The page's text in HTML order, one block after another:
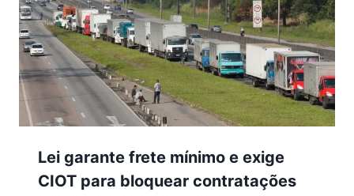
Lei garante frete mínimo e exige
CIOT para bloquear contratações